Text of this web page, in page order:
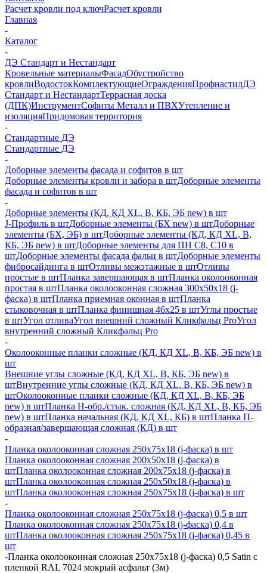
Расчет кровли под ключРасчет кровли
Главная
-
Каталог
-
ДЭ Стандарт и Нестандарт
Кровельные материалыФасадОбустройство
кровлиВодостокКомплектующиеОгражденияПрофнастилДЭ
Стандарт и НестандартТеррасная доска
(ДПК)ИнструментСофиты Металл и ПВХУтепление и
изоляцияПридомовая территория
-
Стандартные ДЭ
Стандартные ДЭ
-
Доборные элементы фасада и софитов в шт
Доборные элементы кровли и забора в штДоборные элементы
фасада и софитов в шт
-
Доборные элементы (КД, КД XL, В, КБ, ЭБ new) в шт
J-Профиль в штДоборные элементы (БХ new) в штДоборные
элементы (БХ, ЭБ) в штДоборные элементы (КД, КД XL, В,
КБ, ЭБ new) в штДоборные элементы для ПН С8, С10 в
штДоборные элементы фасада фальц в штДоборные элементы
фибросайдинга в штОтливы межэтажные в штОтливы
простые в штПланка завершающая в штПланка околооконная
простая в штПланка околооконная сложная 300х50х18 (j-
фаска) в штПланка приемная оконная в штПланка
стыковочная в штПланка финишная 46х25 в штУглы простые
в штУгол отливаУгол внешний сложный Кликфальц ProУгол
внутренний сложный Кликфальц Pro
-
Околооконные планки сложные (КД, КД XL, В, КБ, ЭБ new) в
шт
Внешние углы сложные (КД, КД XL, В, КБ, ЭБ new) в
штВнутренние углы сложные (КД, КД XL, В, КБ, ЭБ new) в
штОколооконные планки сложные (КД, КД XL, В, КБ, ЭБ
new) в штПланка H-обр./стык. сложная (КД, КД XL, В, КБ, ЭБ
new) в штПланка начальная (КД, КД XL, КБ) в штПланка П-
образная/завершающая сложная (КД) в шт
-
Планка околооконная сложная 250х75х18 (j-фаска) в шт
Планка околооконная сложная 200х50х18 (j-фаска) в
штПланка околооконная сложная 200х75х18 (j-фаска) в
штПланка околооконная сложная 250х50х18 (j-фаска) в
штПланка околооконная сложная 250х75х18 (j-фаска) в шт
-
Планка околооконная сложная 250х75х18 (j-фаска) 0,5 в шт
Планка околооконная сложная 250х75х18 (j-фаска) 0,4 в
штПланка околооконная сложная 250х75х18 (j-фаска) 0,45 в
шт
-Планка околооконная сложная 250х75х18 (j-фаска) 0,5 Satin с
пленкой RAL 7024 мокрый асфальт (3м)